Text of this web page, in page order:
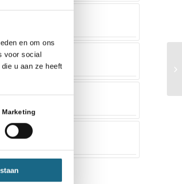
en om ons
voor social
u aan ze heeft
Marketing